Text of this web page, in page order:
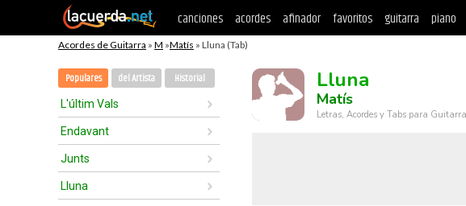
canciones acordes afinador favoritos guitarra piano
Acordes de Guitarra » M »Matís » Lluna (Tab)
Populares del Artista Historial
L'últim Vals
Endavant
Junts
Lluna
Lluna
Matís
Letras, Acordes y Tabs para